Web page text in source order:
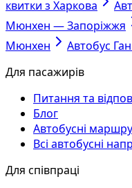
квитки з Харкова
Мюнхен — Запоріжжя
Мюнхен
Автобус
Для пасажирів
Питання та
Блог
Автобусні
Всі автобусні
Для співпраці